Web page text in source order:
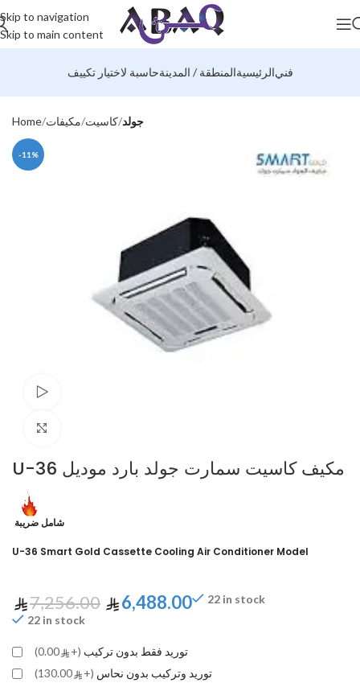
Skip to navigation
Skip to main content
حاسبة لاختيار تكييفالمنطقة / المدينةالرئيسيةفني
Home مكيفات كاسيت جولد
-11%
U-36 مكيف كاسيت سمارت جولد بارد موديل
شامل ضريبة
U-36 Smart Gold Cassette Cooling Air Conditioner Model
7,256.00 6,488.00
22 in stock
22 in stock
توريد فقط بدون تركيب (+
0.00)
توريد وتركيب بدون نحاس (+
130.00)